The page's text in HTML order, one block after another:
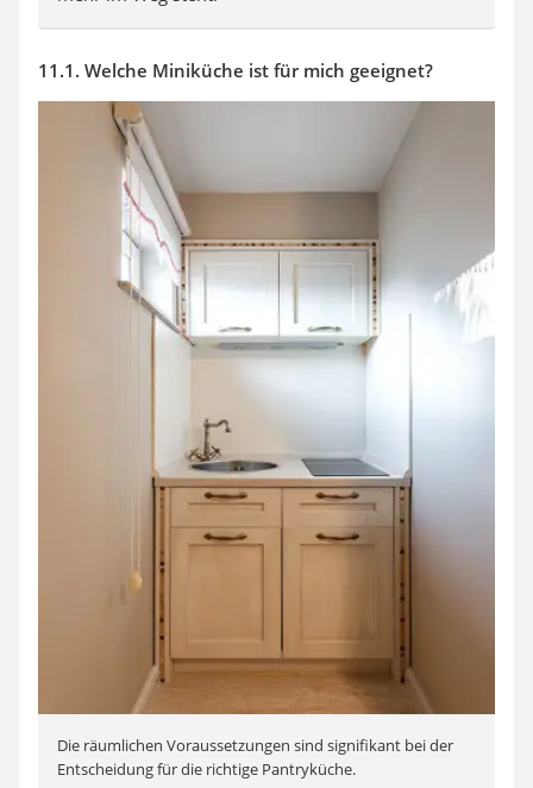
11.1. Welche Miniküche ist für mich geeignet?
Die räumlichen Voraussetzungen sind signifikant bei der
Entscheidung für die richtige Pantryküche.